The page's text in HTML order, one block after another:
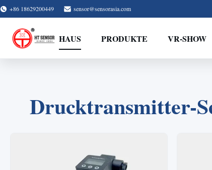
+86 18629200449 sensor@sensorasia.com
HAUS PRODUKTE VR-SHOW
Drucktransmitter-